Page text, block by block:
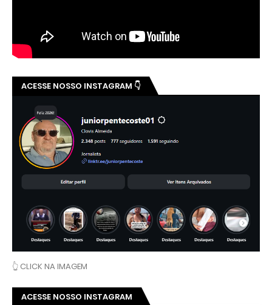
ACESSE NOSSO INSTAGRAM 👇
👆 CLICK NA IMAGEM
ACESSE NOSSO INSTAGRAM